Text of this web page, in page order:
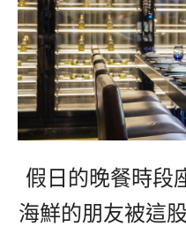
假日的晚餐時段
海鮮的朋友被這